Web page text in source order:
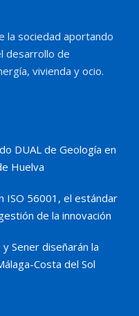
la sociedad aportando
desarrollo de
vivienda y ocio.
DUAL de Geología en
Huelva
ISO 56001, el estándar
de la innovación
Sener diseñarán la
Costa del Sol